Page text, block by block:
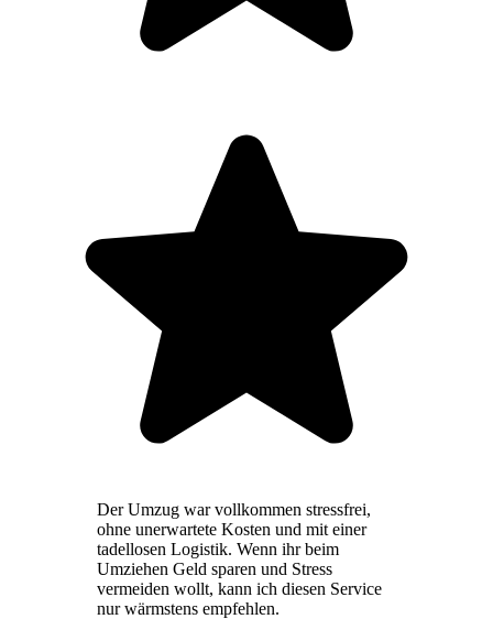
Der Umzug war vollkommen stressfrei,
ohne unerwartete Kosten und mit einer
tadellosen Logistik. Wenn ihr beim
Umziehen Geld sparen und Stress
vermeiden wollt, kann ich diesen Service
nur wärmstens empfehlen.